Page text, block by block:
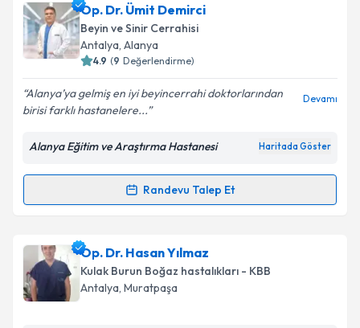
Takvim Talebini Gönder
Op. Dr. Guven Arslanaziiçin randevu takvimi talebi
oluşturun. Size bu uzmandan randevu almanız için bir
takvim hazırlandığında e-posta ile bilgilendireceğiz.
Kişisel verilerimin işlenmesine ilişkin
Aydınlatma
kapsamda işlenmesini kabul ediyorum.
Op. Dr. Ümit Demirci
Beyin ve Sinir Cerrahisi
Antalya, Alanya
4.9 (9 Değerlendirme)
Alanya’ya gelmiş en iyi beyincerrahi doktorlarından
birisi farklı hastanelere...
Devamı
Alanya Eğitim ve Araştırma Hastanesi Haritada Göster
Randevu Talep Et
Randevu Takvimi Talebi
Op. Dr. Ümit Demirciiçin randevu takvimi talebi
oluşturun. Size bu uzmandan randevu almanız için bir
takvim hazırlandığında e-posta ile bilgilendireceğiz.
Op. Dr. Hasan Yılmaz
Kulak Burun Boğaz hastalıkları - KBB
Antalya, Muratpaşa